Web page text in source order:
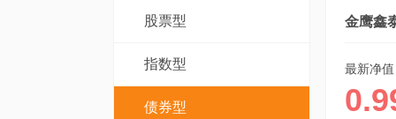
股票型
指数型
债券型
金鹰鑫
最新净值